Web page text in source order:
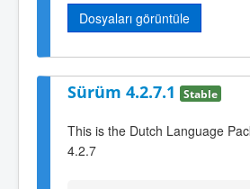
Dosyaları görüntüle
Sürüm 4.2.7.1 Stable
This is the Dutch Language
4.2.7